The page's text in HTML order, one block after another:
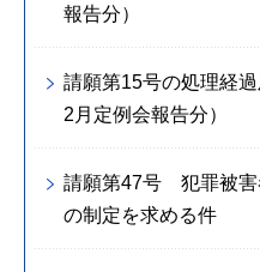
報告分）
請願第15号の処理経
2月定例会報告分）
請願第47号 犯罪被害
の制定を求める件